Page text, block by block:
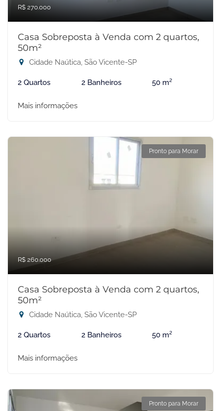
R$ 270.000
Casa Sobreposta à Venda com 2 quartos,
50m²
Cidade Naútica, São Vicente-SP
2 Quartos 2 Banheiros 50 m²
Mais informações
Pronto para Morar
R$ 260.000
Casa Sobreposta à Venda com 2 quartos,
50m²
Cidade Naútica, São Vicente-SP
2 Quartos 2 Banheiros 50 m²
Mais informações
Pronto para Morar